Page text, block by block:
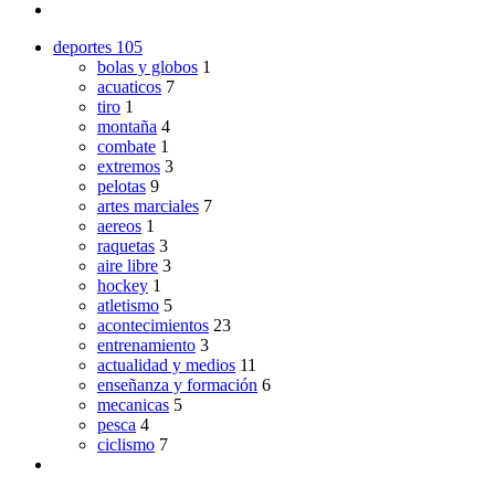
deportes 105
bolas y globos 1
acuaticos 7
tiro 1
montaña 4
combate 1
extremos 3
pelotas 9
artes marciales 7
aereos 1
raquetas 3
aire libre 3
hockey 1
atletismo 5
acontecimientos 23
entrenamiento 3
actualidad y medios 11
enseñanza y formación 6
mecanicas 5
pesca 4
ciclismo 7